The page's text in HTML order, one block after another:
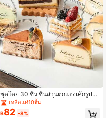
ชุดโดย 30 ชิ้น ชิ้นส่วนตกแต่งเค้กรูปครึ่
งวงกลม และ สามเหลี่ยม ประกอบด้วย
ฟอยล์พิมพ์ขอบเค้กสามเหลี่ยม และ แผ่
นรองเค้กมูส รูปสี่เหลี่ยม (หลากหลายสไ
เหลือแค่10ชิ้น
฿82 -8%